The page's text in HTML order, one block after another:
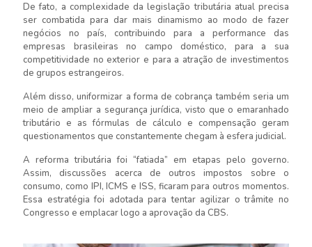
De fato, a complexidade da legislação tributária atual precisa
ser combatida para dar mais dinamismo ao modo de fazer
negócios no país, contribuindo para a performance das
empresas brasileiras no campo doméstico, para a sua
competitividade no exterior e para a atração de investimentos
de grupos estrangeiros.
Além disso, uniformizar a forma de cobrança também seria um
meio de ampliar a segurança jurídica, visto que o emaranhado
tributário e as fórmulas de cálculo e compensação geram
questionamentos que constantemente chegam à esfera judicial.
A reforma tributária foi “fatiada” em etapas pelo governo.
Assim, discussões acerca de outros impostos sobre o
consumo, como IPI, ICMS e ISS, ficaram para outros momentos.
Essa estratégia foi adotada para tentar agilizar o trâmite no
Congresso e emplacar logo a aprovação da CBS.